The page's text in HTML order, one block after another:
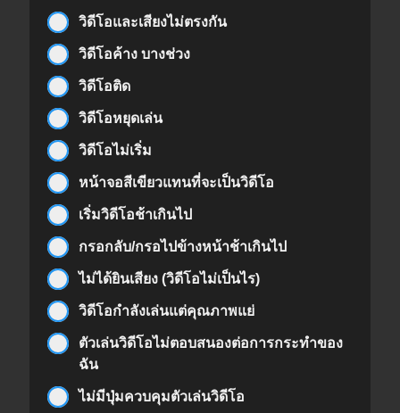
วิดีโอและเสียงไม่ตรงกัน
วิดีโอค้าง บางช่วง
วิดีโอติด
วิดีโอหยุดเล่น
วิดีโอไม่เริ่ม
หน้าจอสีเขียวแทนที่จะเป็นวิดีโอ
เริ่มวิดีโอช้าเกินไป
กรอกลับ/กรอไปข้างหน้าช้าเกินไป
ไม่ได้ยินเสียง (วิดีโอไม่เป็นไร)
วิดีโอกำลังเล่นแต่คุณภาพแย่
ตัวเล่นวิดีโอไม่ตอบสนองต่อการกระทำของ
ฉัน
ไม่มีปุ่มควบคุมตัวเล่นวิดีโอ